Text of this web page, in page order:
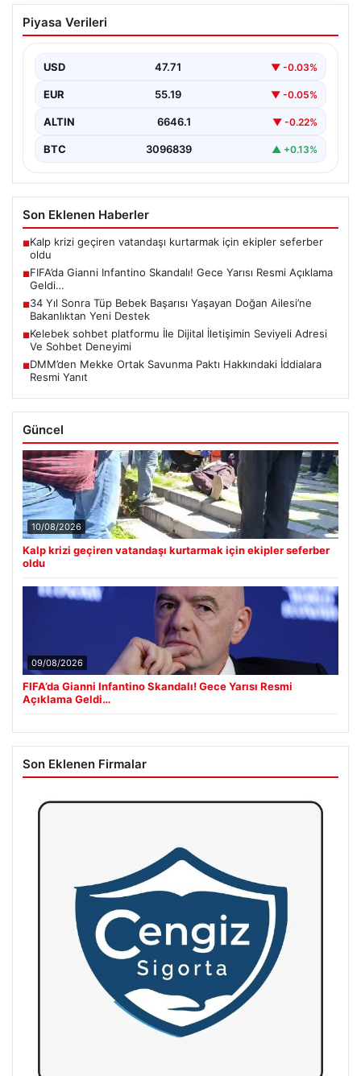
FIFA’da Gianni Infantino Skandalı! Gece
Yarısı Resmi Açıklama Geldi…
haberleri, FIFA Başkanı Gianni Infantino’nun
gündemdeki konumu ve…
Piyasa Verileri
USD 47.71 ▼ -0.03%
EUR 55.19 ▼ -0.05%
ALTIN 6646.1 ▼ -0.22%
BTC 3096839 ▲ +0.13%
Son Eklenen Haberler
■Kalp krizi geçiren vatandaşı kurtarmak için ekipler seferber
oldu
■FIFA’da Gianni Infantino Skandalı! Gece Yarısı Resmi Açıklama
Geldi…
■34 Yıl Sonra Tüp Bebek Başarısı Yaşayan Doğan Ailesi’ne
Bakanlıktan Yeni Destek
■Kelebek sohbet platformu İle Dijital İletişimin Seviyeli Adresi
Ve Sohbet Deneyimi
■DMM’den Mekke Ortak Savunma Paktı Hakkındaki İddialara
Resmi Yanıt
Güncel
10/08/2026
Kalp krizi geçiren vatandaşı kurtarmak için ekipler seferber
oldu
09/08/2026
FIFA’da Gianni Infantino Skandalı! Gece Yarısı Resmi
Açıklama Geldi…
Son Eklenen Firmalar